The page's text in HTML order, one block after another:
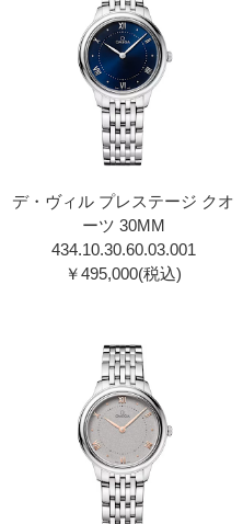
デ・ヴィル プレステージ クオ
ーツ 30MM
434.10.30.60.03.001
￥495,000(税込)